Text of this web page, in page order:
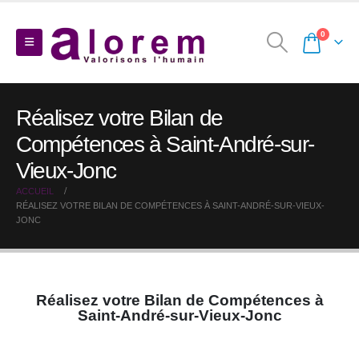
0
Réalisez votre Bilan de
Compétences à Saint-André-sur-
Vieux-Jonc
ACCUEIL
RÉALISEZ VOTRE BILAN DE COMPÉTENCES À SAINT-ANDRÉ-SUR-VIEUX-
JONC
Réalisez votre Bilan de Compétences à
Saint-André-sur-Vieux-Jonc